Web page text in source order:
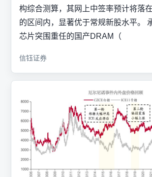
构综合测算，其网上中签率预计将落
的区间内，显著优于常规新股水平。
芯片突围重任的国产DRAM（
信钰证券